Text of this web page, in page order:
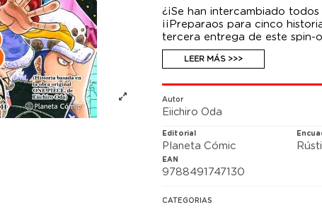
¿¡Se han intercambiado
¡¡Preparaos para cinco
tercera entrega de este spin-
LEER MÁS >>>
Autor
Eiichiro Oda
Editorial
Planeta Cómic
EAN
9788491747130
CATEGORIAS